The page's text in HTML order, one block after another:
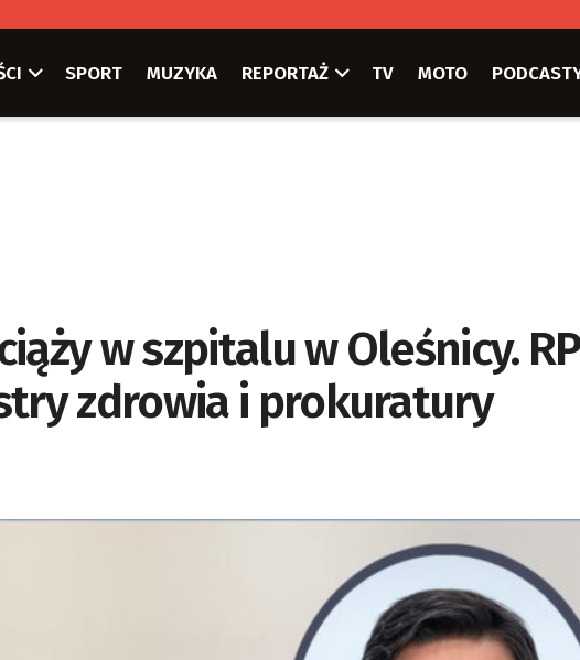
SPORT MUZYKA REPORTAŻ TV MOTO
w szpitalu w Oleśnicy.
zdrowia i prokuratury